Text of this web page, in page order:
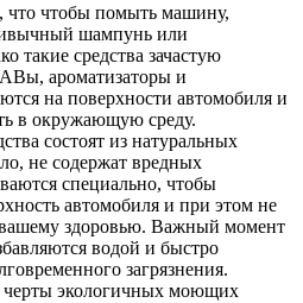
что чтобы помыть машину,
шампунь или
такие средства зачастую
ароматизаторы и
на поверхности автомобиля и
в окружающую среду.
состоят из натуральных
не содержат вредных
специально, чтобы
автомобиля и при этом не
здоровью. Важный момент
водой и быстро
загрязнения.
черты экологичных моющих